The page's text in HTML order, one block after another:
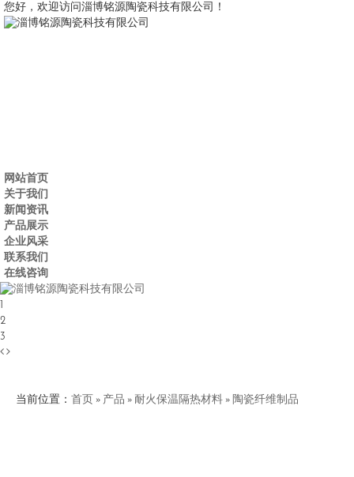
您好，欢迎访问淄博铭源陶瓷科技有限公司！
网站首页
关于我们
新闻资讯
产品展示
企业风采
联系我们
在线咨询
1
2
3
当前位置： 首页 » 产品 » 耐火保温隔热材料 » 陶瓷纤维制品